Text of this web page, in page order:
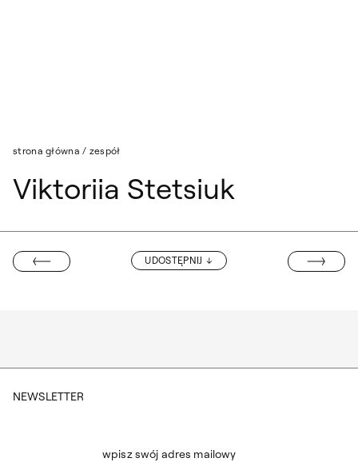
strona główna / zespół
Viktoriia Stetsiuk
UDOSTĘPNIJ JOANNA
NEWSLETTER
wpisz swój adres mailowy